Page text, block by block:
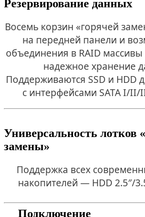
Резервирование данных
Восемь корзин «горячей
на передней панели и
объединения в RAID
надежное хранение
Поддерживаются SSD и HDD
с интерфейсами SATA I/II/
Универсальность лотков
замены»
Поддержка всех
накопителей — HDD 2.5″/
Подключение